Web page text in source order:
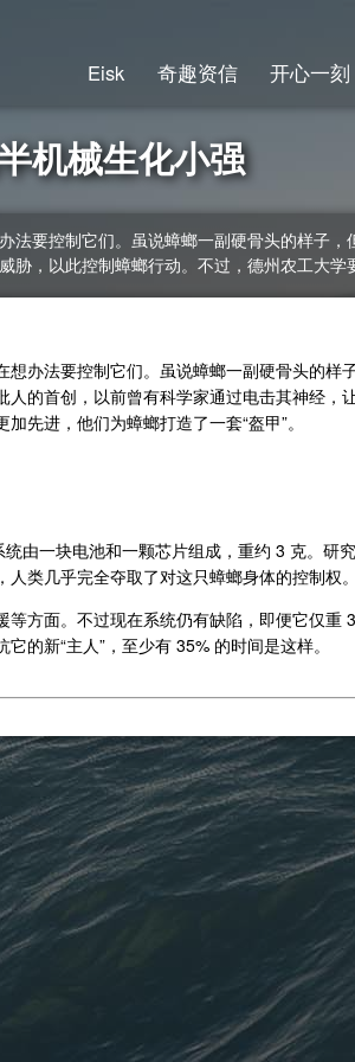
Eisk 奇趣资信 开心一刻
机械生化小强
法要控制它们。虽说蟑螂一副硬骨头的样子
，以此控制蟑螂行动。不过，德州农工大学
办法要控制它们。虽说蟑螂一副硬骨头的样
的首创，以前曾有科学家通过电击其神经，
先进，他们为蟑螂打造了一套“盔甲”。
由一块电池和一颗芯片组成，重约 3 克。研
类几乎完全夺取了对这只蟑螂身体的控制权。
方面。不过现在系统仍有缺陷，即便它仅重
的新“主人”，至少有 35% 的时间是这样。